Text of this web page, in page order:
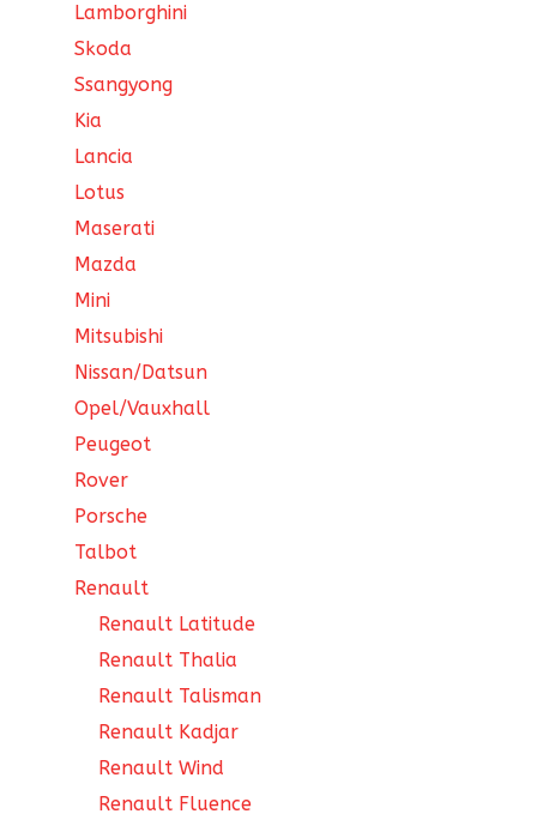
Lamborghini
Skoda
Ssangyong
Kia
Lancia
Lotus
Maserati
Mazda
Mini
Mitsubishi
Nissan/Datsun
Opel/Vauxhall
Peugeot
Rover
Porsche
Talbot
Renault
Renault Latitude
Renault Thalia
Renault Talisman
Renault Kadjar
Renault Wind
Renault Fluence